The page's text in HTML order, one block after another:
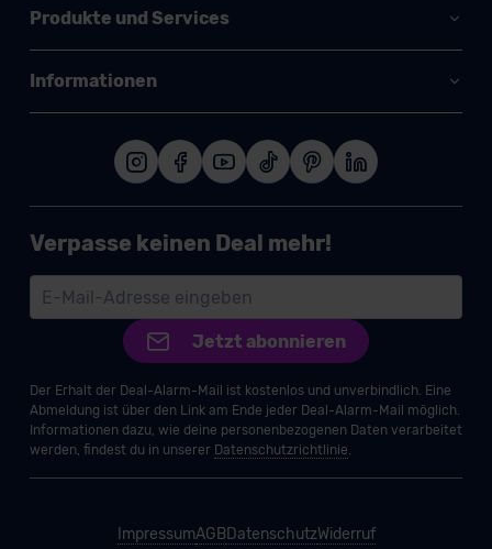
Produkte und Services
Informationen
Verpasse keinen Deal mehr!
Jetzt abonnieren
Der Erhalt der Deal-Alarm-Mail ist kostenlos und unverbindlich. Eine
Abmeldung ist über den Link am Ende jeder Deal-Alarm-Mail möglich.
Informationen dazu, wie deine personenbezogenen Daten verarbeitet
werden, findest du in unserer Datenschutzrichtlinie.
ImpressumAGBDatenschutzWiderruf